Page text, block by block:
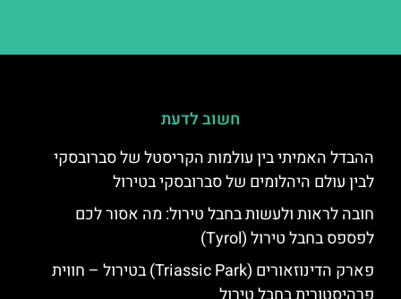
חשוב לדעת
ההבדל האמיתי בין עולמות הקריסטל של סברובסקי
לבין עולם היהלומים של סברובסקי בטירול
חובה לראות ולעשות בחבל טירול: מה אסור לכם
לפספס בחבל טירול (Tyrol)
פארק הדינוזאורים (Triassic Park) בטירול – חווית